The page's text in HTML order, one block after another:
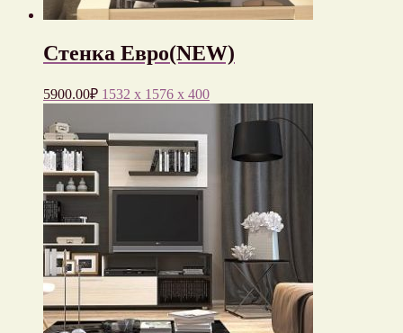
Стенка Евро(NEW)
5900.00₽ 1532 x 1576 x 400